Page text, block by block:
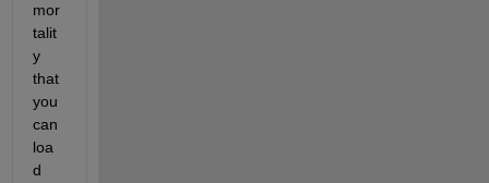
mor
talit
y
that
you
can
loa
d